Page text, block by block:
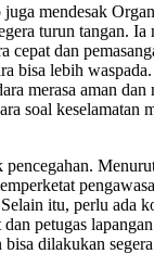
mendesak
turun tangan. Ia
cepat dan
bisa lebih
merasa aman
soal keselamatan
pencegahan.
itu, perlu ada
petugas
dilakukan